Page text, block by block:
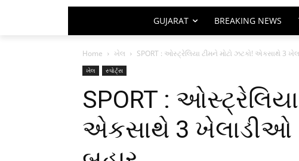
GUJARAT BREAKING NEWS
Home ખેલ SPORT : ઓસ્ટ્રેલિયા ટીમને મોટો ઝટકો! એકસાથે 3
ખેલ સ્પોર્ટ્સ
SPORT :
એકસાથે 3 ખેલાડીઓ